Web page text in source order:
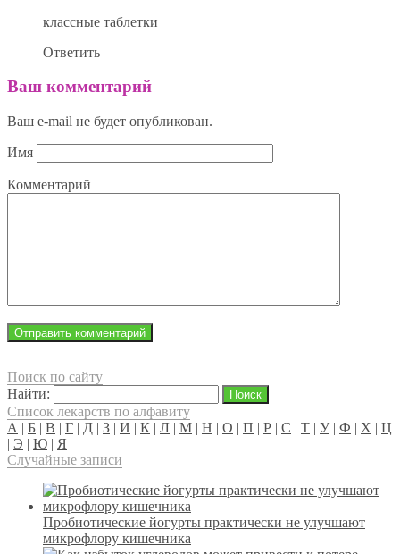
классные таблетки
Ответить
Ваш комментарий
Ваш e-mail не будет опубликован.
Имя
Комментарий
Поиск по сайту
Найти:
Список лекарств по алфавиту
А | Б | В | Г | Д | З | И | К | Л | М | Н | О | П | Р | С | Т | У| Ф | Х | Ц
| Э | Ю | Я
Случайные записи
Пробиотические йогурты практически не улучшают
микрофлору кишечника